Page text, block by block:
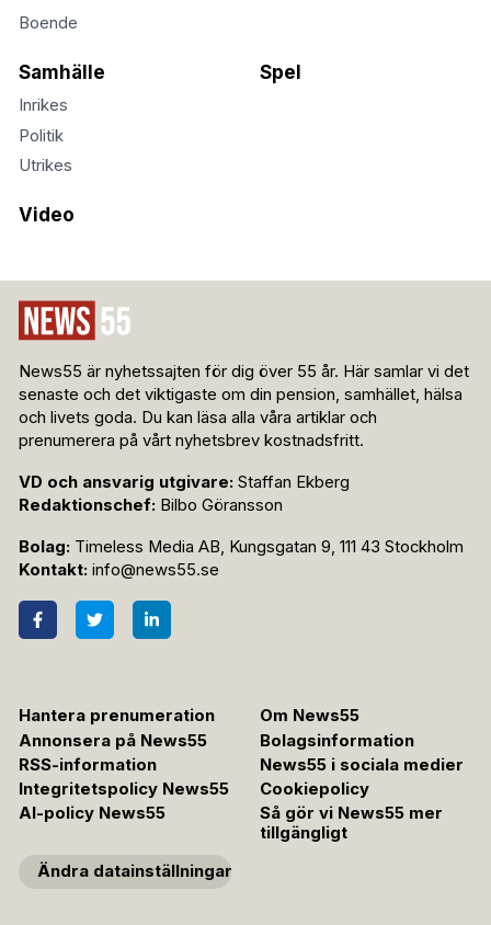
Boende
Samhälle
Inrikes
Politik
Utrikes
Spel
Video
News55 är nyhetssajten för dig över 55 år. Här samlar vi det
senaste och det viktigaste om din pension, samhället, hälsa
och livets goda. Du kan läsa alla våra artiklar och
prenumerera på vårt nyhetsbrev kostnadsfritt.
VD och ansvarig utgivare: Staffan Ekberg
Redaktionschef: Bilbo Göransson
Bolag: Timeless Media AB, Kungsgatan 9, 111 43 Stockholm
Kontakt: info@news55.se
Hantera prenumeration
Om News55
Annonsera på News55
Bolagsinformation
RSS-information
News55 i sociala medier
Integritetspolicy News55
Cookiepolicy
AI-policy News55
Så gör vi News55 mer
tillgängligt
Ändra datainställningar